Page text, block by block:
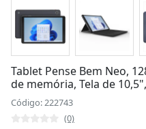
Tablet Pense Bem Neo,
de memória, Tela de
Código: 222743
(0)